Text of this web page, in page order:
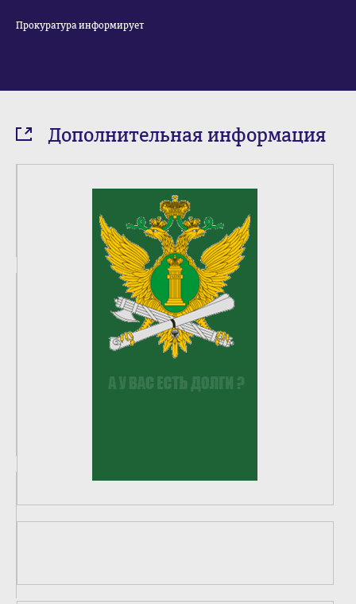
Прокуратура информирует
Дополнительная информация